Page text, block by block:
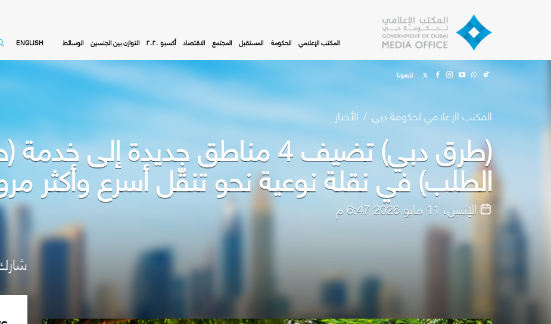
المكتب الإعلامي الحكومة المستقبل المجتمع الاقتصاد أكسبو ٢٠٢٠ التوازن بين الجنسين الوسائط ENGLISH
تابعونا
المكتب الإعلامي لحكومة دبي الأخبار
(طرق دبي) تضيف 4 مناطق جديدة إلى
الطلب) في نقلة نوعية نحو تنقّل أسرع وأكثر
الإثنين، 11 مايو 2026 6:47 م